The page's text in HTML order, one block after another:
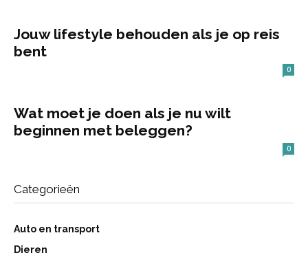
Jouw lifestyle behouden als je op reis
bent
0
Wat moet je doen als je nu wilt
beginnen met beleggen?
0
Categorieën
Auto en transport
Dieren